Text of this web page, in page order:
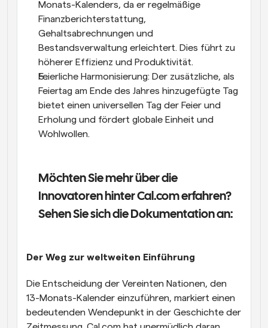
Monats-Kalenders, da er regelmäßige
Finanzberichterstattung,
Gehaltsabrechnungen und
Bestandsverwaltung erleichtert. Dies führt zu
höherer Effizienz und Produktivität.
Feierliche Harmonisierung: Der zusätzliche, als
Feiertag am Ende des Jahres hinzugefügte Tag
bietet einen universellen Tag der Feier und
Erholung und fördert globale Einheit und
Wohlwollen.
Möchten Sie mehr über die
Innovatoren hinter Cal.com erfahren?
Sehen Sie sich die Dokumentation an:
Der Weg zur weltweiten Einführung
Die Entscheidung der Vereinten Nationen, den
13-Monats-Kalender einzuführen, markiert einen
bedeutenden Wendepunkt in der Geschichte der